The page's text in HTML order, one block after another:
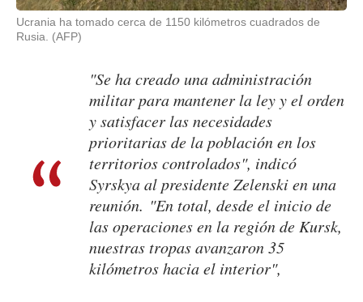
Ucrania ha tomado cerca de 1150 kilómetros cuadrados de
Rusia. (AFP)
"Se ha creado una administración
militar para mantener la ley y el orden
y satisfacer las necesidades
prioritarias de la población en los
territorios controlados", indicó
Syrskya al presidente Zelenski en una
reunión. "En total, desde el inicio de
las operaciones en la región de Kursk,
nuestras tropas avanzaron 35
kilómetros hacia el interior",